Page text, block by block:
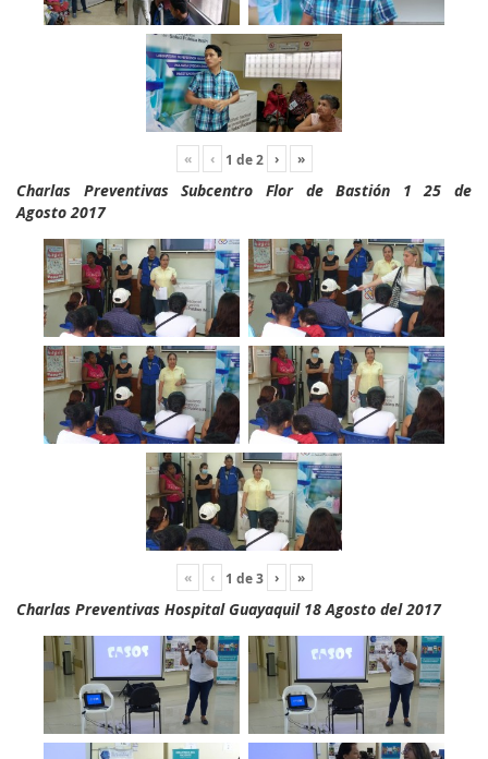
« ‹ 1 de2 › »
Charlas Preventivas Subcentro Flor de Bastión 1 25 de
Agosto 2017
« ‹ 1 de3 › »
Charlas Preventivas Hospital Guayaquil 18 Agosto del 2017